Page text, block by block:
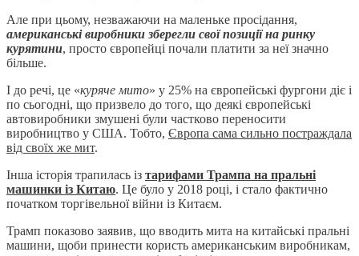
Але при цьому, незважаючи на маленьке просідання,
американські виробники зберегли свої позиції на ринку
курятини, просто європейці почали платити за неї значно
більше.
І до речі, це «куряче мито» у 25% на європейські фургони діє і
по сьогодні, що призвело до того, що деякі європейські
автовиробники змушені були частково переносити
виробництво у США. Тобто, Європа сама сильно постраждала
від своїх же мит.
Інша історія трапилась із тарифами Трампа на пральні
машинки із Китаю. Це було у 2018 році, і стало фактично
початком торгівельної війни із Китаєм.
Трамп показово заявив, що вводить мита на китайські пральні
машини, щоби принести користь американським виробникам,